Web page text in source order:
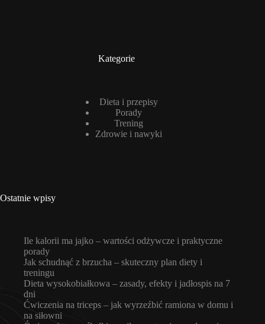
Kategorie
Dieta i przepisy
Porady
Trening
Zdrowie i nawyki
Ostatnie wpisy
Ile kalorii ma jajko – wartości odżywcze i praktyczne
porady
Jak schudnąć z brzucha – skuteczny plan diety i
treningu
Dieta wysokobiałkowa – zasady, efekty i jadłospis na 7
dni
Ćwiczenia na triceps – jak wyrzeźbić ramiona w domu i
na siłowni